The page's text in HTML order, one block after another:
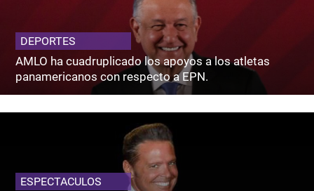
DEPORTES
AMLO ha cuadruplicado los apoyos a los atletas
panamericanos con respecto a EPN.
ESPECTACULOS